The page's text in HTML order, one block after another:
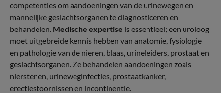
competenties om aandoeningen van de urinewegen en
mannelijke geslachtsorganen te diagnosticeren en
behandelen. Medische expertise is essentieel; een uroloog
moet uitgebreide kennis hebben van anatomie, fysiologie
en pathologie van de nieren, blaas, urineleiders, prostaat en
geslachtsorganen. Ze behandelen aandoeningen zoals
nierstenen, urineweginfecties, prostaatkanker,
erectiestoornissen en incontinentie.